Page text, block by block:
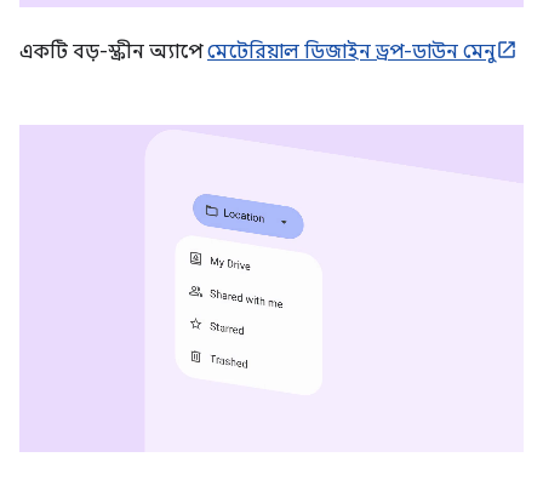
একটি বড়-স্ক্রীন অ্যাপেমেটেরিয়াল ডিজাইন ড্রপ-ডাউন মেনু